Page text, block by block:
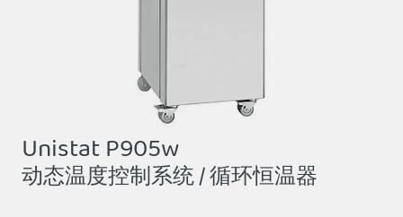
Unistat P905w
动态温度控制系统 / 循环恒温器